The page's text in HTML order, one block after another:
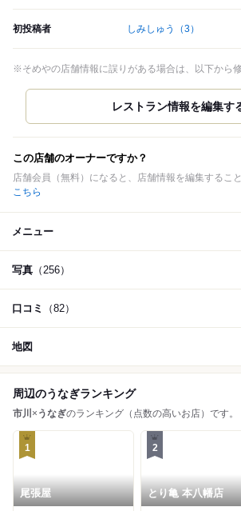
初投稿者 しみしゅう （3）
※そめやの店舗情報に誤りがある場合は、以下から修
この店舗のオーナーですか？
店舗会員（無料）になると、店舗情報を編集するこ
こちら
メニュー
写真 （256）
口コミ （82）
地図
周辺のうなぎランキング
市川 × うなぎのランキング（点数の高いお店）です。
1
尾張屋
2
とり亀 本八幡店